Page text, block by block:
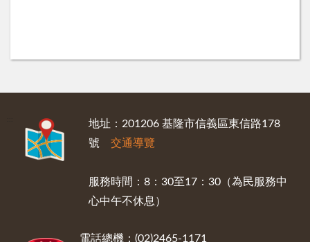
地址：201206 基隆市信義區東信路178
號 交通導覽
服務時間：8：30至17：30（為民服務中
心中午不休息）
電話總機：(02)2465-1171